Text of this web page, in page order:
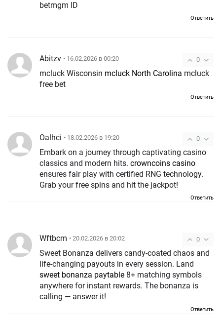
betmgm ID
Ответить
0
Abitzv • 16.02.2026 в 00:20
mcluck Wisconsin mcluck North Carolina mcluck
free bet
Ответить
0
Oalhci • 18.02.2026 в 19:20
Embark on a journey through captivating casino
classics and modern hits. crowncoins casino
ensures fair play with certified RNG technology.
Grab your free spins and hit the jackpot!
Ответить
0
Wftbcm • 20.02.2026 в 20:02
Sweet Bonanza delivers candy-coated chaos and
life-changing payouts in every session. Land
sweet bonanza paytable 8+ matching symbols
anywhere for instant rewards. The bonanza is
calling — answer it!
Ответить